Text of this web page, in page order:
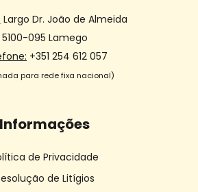
Largo Dr. João de Almeida
5100-095 Lamego
+351 254 612 057
para rede fixa nacional)
Informações
de Privacidade
de Litígios